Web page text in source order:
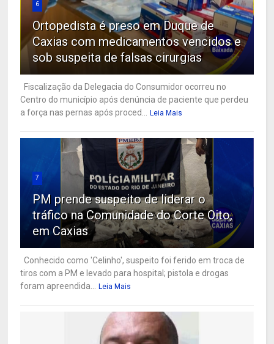
6
Ortopedista é preso em Duque de
Caxias com medicamentos vencidos e
sob suspeita de falsas cirurgias
Fiscalização da Delegacia do Consumidor ocorreu no
Centro do município após denúncia de paciente que perdeu
a força nas pernas após proced...
Leia Mais
7
PM prende suspeito de liderar o
tráfico na Comunidade do Corte Oito,
em Caxias
Conhecido como 'Celinho', suspeito foi ferido em troca de
tiros com a PM e levado para hospital; pistola e drogas
foram apreendida...
Leia Mais